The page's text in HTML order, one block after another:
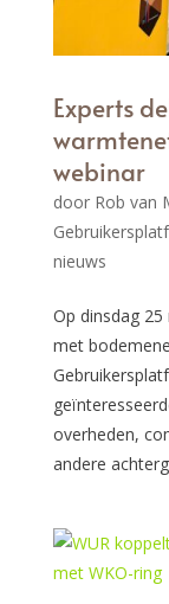
Experts
webinar
door Rob van
nieuws
Op dinsdag
met
overheden,
andere